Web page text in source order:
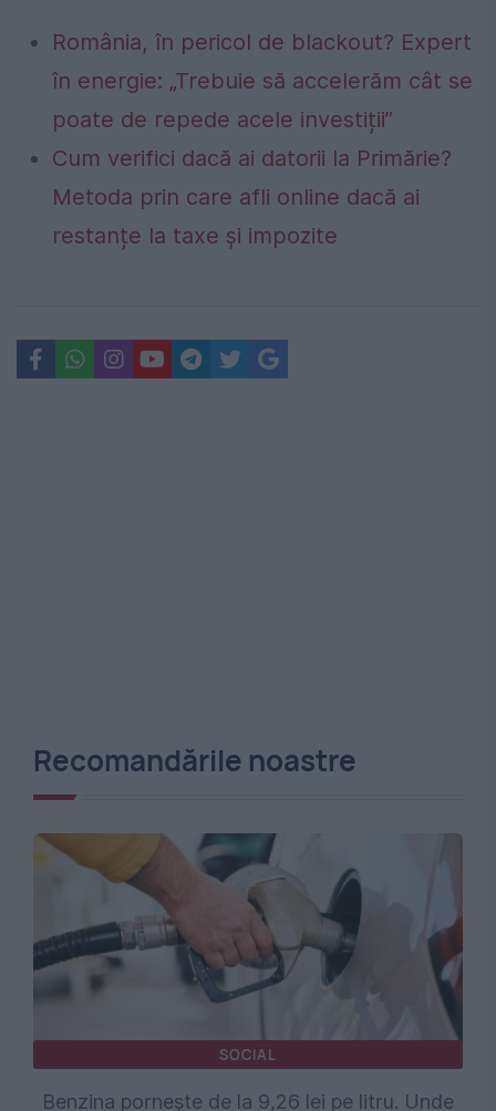
România, în pericol de blackout? Expert
în energie: „Trebuie să accelerăm cât se
poate de repede acele investiții”
Cum verifici dacă ai datorii la Primărie?
Metoda prin care afli online dacă ai
restanțe la taxe și impozite
Recomandările noastre
SOCIAL
Benzina pornește de la 9,26 lei pe litru. Unde